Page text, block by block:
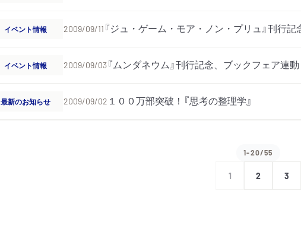
イベント情報 2009/09/11 『ジュ・ゲーム・モア・ノン・プリュ』刊行
イベント情報 2009/09/03『ムンダネウム』刊行記念、ブックフェア連
最新のお知らせ 2009/09/02 １００万部突破！『思考の整理学』
1-20/55
1 2 3